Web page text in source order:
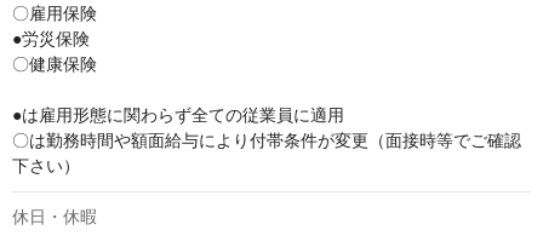
〇雇用保険
●労災保険
〇健康保険
●は雇用形態に関わらず全ての従業員に適用
〇は勤務時間や額面給与により付帯条件が変更（面接時等でご確認
下さい）
休日・休暇